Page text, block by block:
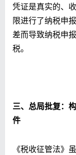
凭证是真实的、
限进行了纳税申
差而导致纳税申
税。
三、总局批复：
件
《税收征管法》